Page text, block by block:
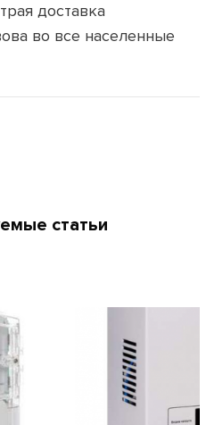
доставка
во все населенные
статьи